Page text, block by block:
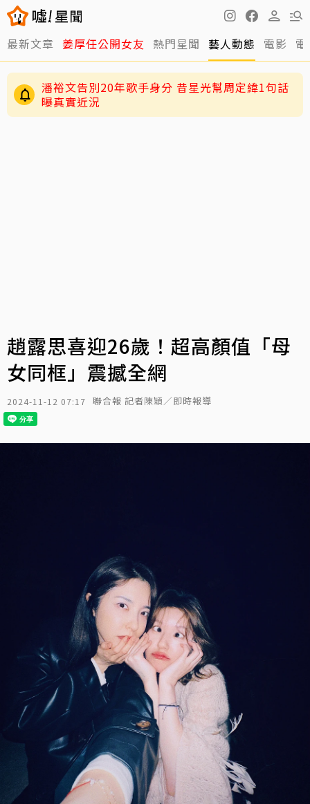
最新文章 姜厚任公開女友 熱門星聞 藝人動態 電影
王凱靈堂照曝光！陽光笑容成永恆 白髮母送黑
髮兒令人鼻酸
趙露思喜迎26歲！超高顏值「母
女同框」震撼全網
2024-11-12 07:17 聯合報 記者陳穎／即時報導